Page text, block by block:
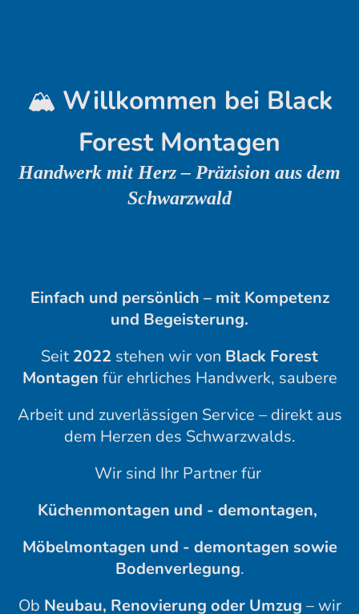
🏔️ Willkommen bei Black
Forest Montagen
Handwerk mit Herz – Präzision aus dem
Schwarzwald
Einfach und persönlich – mit Kompetenz
und Begeisterung.
Seit 2022 stehen wir von Black Forest
Montagen für ehrliches Handwerk, saubere
Arbeit und zuverlässigen Service – direkt aus
dem Herzen des Schwarzwalds.
Wir sind Ihr Partner für
Küchenmontagen und - demontagen,
Möbelmontagen und - demontagen sowie
Bodenverlegung.
Ob Neubau, Renovierung oder Umzug – wir